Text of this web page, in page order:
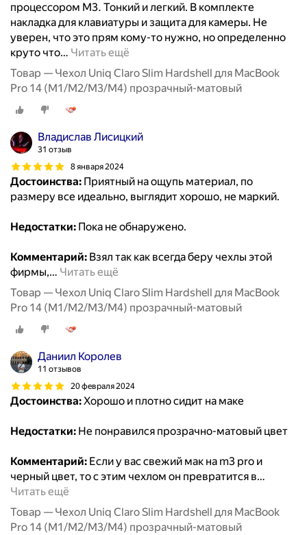
процессором М3. Тонкий и легкий. В комплекте
накладка для клавиатуры и защита для камеры. Не
уверен, что это прям кому-то нужно, но определенно
круто что… Читать ещё
Товар — Чехол Uniq Claro Slim Hardshell для MacBook
Pro 14 (M1/M2/M3/M4) прозрачный-матовый
Владислав Лисицкий
31 отзыв
8 января 2024
Достоинства: Приятный на ощупь материал, по
размеру все идеально, выглядит хорошо, не маркий.
Недостатки: Пока не обнаружено.
Комментарий: Взял так как всегда беру чехлы этой
фирмы,… Читать ещё
Товар — Чехол Uniq Claro Slim Hardshell для MacBook
Pro 14 (M1/M2/M3/M4) прозрачный-матовый
Даниил Королев
11 отзывов
20 февраля 2024
Достоинства:Хорошо и плотно сидит на маке
Недостатки: Не понравился прозрачно-матовый цвет
Комментарий: Если у вас свежий мак на m3 pro и
черный цвет, то с этим чехлом он превратится в…
Читать ещё
Товар — Чехол Uniq Claro Slim Hardshell для MacBook
Pro 14 (M1/M2/M3/M4) прозрачный-матовый